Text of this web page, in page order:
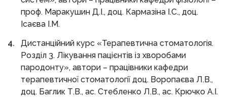
проф. Маракушин Д.І., доц. Кармазіна І.С., доц.
Ісаєва І.М.
Дистанційний курс «Терапевтична стоматологія.
Розділ 3. Лікування пацієнтів із хворобами
пародонту», автори – працівники кафедри
терапевтичної стоматології доц. Воропаєва Л.В.,
доц. Баглик Т.В., ас. Стебленко Л.В., ас. Крючко А.І.